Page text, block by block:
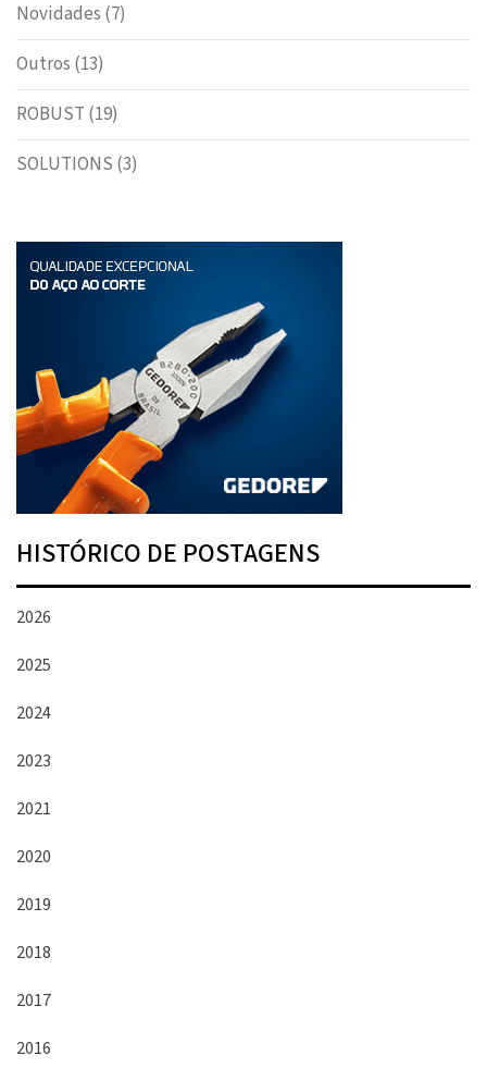
Novidades (7)
Outros (13)
ROBUST (19)
SOLUTIONS (3)
HISTÓRICO DE POSTAGENS
2026
2025
2024
2023
2021
2020
2019
2018
2017
2016